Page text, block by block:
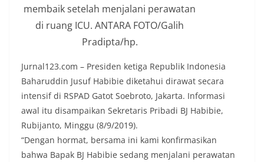
membaik setelah menjalani perawatan
di ruang ICU. ANTARA FOTO/Galih
Pradipta/hp.
Jurnal123.com – Presiden ketiga Republik Indonesia
Baharuddin Jusuf Habibie diketahui dirawat secara
intensif di RSPAD Gatot Soebroto, Jakarta. Informasi
awal itu disampaikan Sekretaris Pribadi BJ Habibie,
Rubijanto, Minggu (8/9/2019).
“Dengan hormat, bersama ini kami konfirmasikan
bahwa Bapak BJ Habibie sedang menjalani perawatan